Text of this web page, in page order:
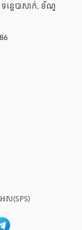
ន្លេបាសាក់, ខ័ណ្ទ
(SPS)